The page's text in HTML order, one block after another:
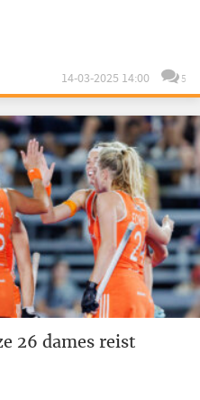
14-03-2025 14:00 5
26 dames reist